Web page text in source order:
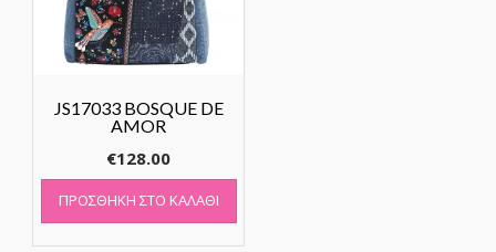
JS17033 BOSQUE DE
AMOR
€128.00
ΠΡΟΣΘΉΚΗ ΣΤΟ ΚΑΛΆΘΙ